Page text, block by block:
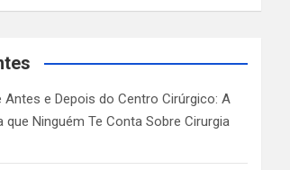
Antes e Depois do Centro Cirúrgico: A
que Ninguém Te Conta Sobre Cirurgia